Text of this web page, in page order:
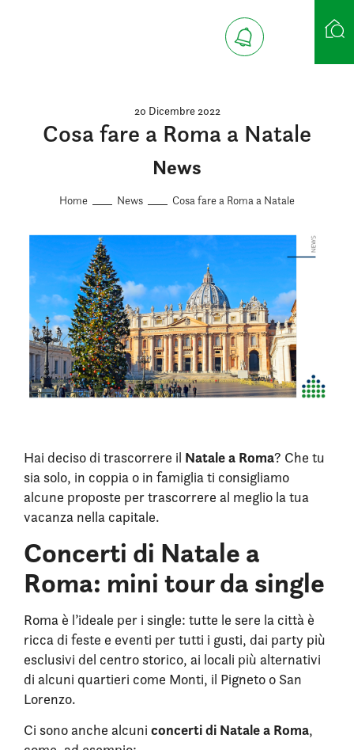
20 Dicembre 2022
Cosa fare a Roma a Natale
News
Home News Cosa fare a Roma a Natale
Hai deciso di trascorrere il Natale a Roma? Che tu
sia solo, in coppia o in famiglia ti consigliamo
alcune proposte per trascorrere al meglio la tua
vacanza nella capitale.
Concerti di Natale a
Roma: mini tour da single
Roma è l’ideale per i single: tutte le sere la città è
ricca di feste e eventi per tutti i gusti, dai party più
esclusivi del centro storico, ai locali più alternativi
di alcuni quartieri come Monti, il Pigneto o San
Lorenzo.
Ci sono anche alcuni concerti di Natale a Roma,